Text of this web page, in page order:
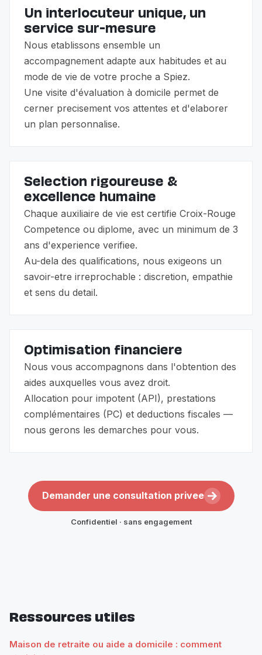
Un interlocuteur unique, un
service sur-mesure
Nous etablissons ensemble un
accompagnement adapte aux habitudes et au
mode de vie de votre proche a Spiez.
Une visite d'évaluation à domicile permet de
cerner precisement vos attentes et d'elaborer
un plan personnalise.
Selection rigoureuse &
excellence humaine
Chaque auxiliaire de vie est certifie Croix-Rouge
Competence ou diplome, avec un minimum de 3
ans d'experience verifiee.
Au-dela des qualifications, nous exigeons un
savoir-etre irreprochable : discretion, empathie
et sens du detail.
Optimisation financiere
Nous vous accompagnons dans l'obtention des
aides auxquelles vous avez droit.
Allocation pour impotent (API), prestations
complémentaires (PC) et deductions fiscales —
nous gerons les demarches pour vous.
Demander une consultation privee
Confidentiel · sans engagement
Ressources utiles
Maison de retraite ou aide a domicile : comment